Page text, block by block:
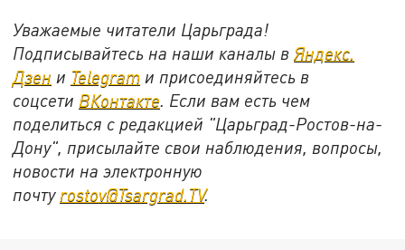
Уважаемые читатели Царьграда!
Подписывайтесь на наши каналы вЯндекс.
Дзен и Telegram и присоединяйтесь в
соцсети ВКонтакте. Если вам есть чем
поделиться с редакцией "Царьград-Ростов-на-
Дону", присылайте свои наблюдения, вопросы,
новости на электронную
почту rostov@Tsargrad.ТV.